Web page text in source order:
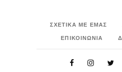
ΣΧΕΤΙΚΑ ΜΕ ΕΜΑΣ
ΕΠΙΚΟΙΝΩΝΙΑ